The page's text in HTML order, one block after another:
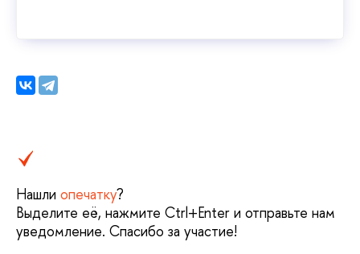
Нашли опечатку?
Выделите её, нажмите Ctrl+Enter и отправьте нам
уведомление. Спасибо за участие!